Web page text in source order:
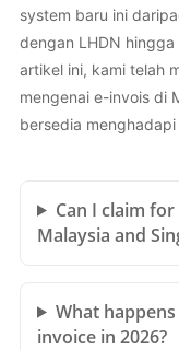
system baru ini
dengan LHDN
artikel ini, kami telah
mengenai e-invois di
bersedia
Can I claim
Malaysia and
What
invoice in 2026?